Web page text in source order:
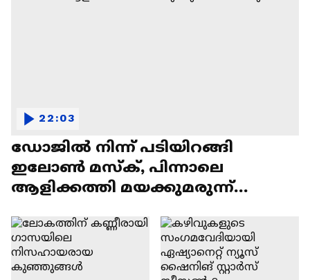
ഡോജിൽ നിന്ന് പടിയിറങ്ങി
ഇലോൺ മസ്ക്, പിന്നാലെ
ആളിക്കത്തി മയക്കുമരുന്ന്
22:03